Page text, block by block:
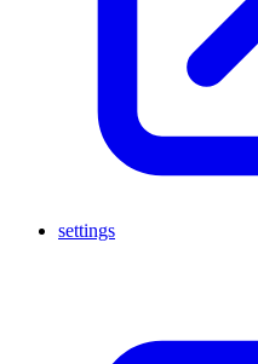
settings